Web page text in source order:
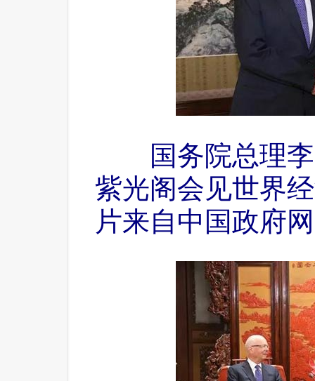
国务院总理李
紫光阁会见世界
片来自中国政府网